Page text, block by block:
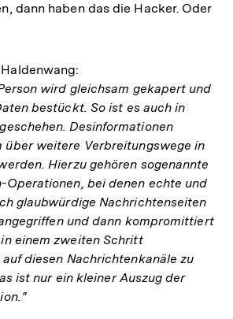
dann haben das die Hacker. Oder
wird gleichsam gekapert und
bestückt. So ist es auch in
Desinformationen
über weitere Verbreitungswege in
Hierzu gehören sogenannte
Operationen, bei denen echte und
glaubwürdige Nachrichtenseiten
und dann kompromittiert
einem zweiten Schritt
diesen Nachrichtenkanäle zu
ist nur ein kleiner Auszug der